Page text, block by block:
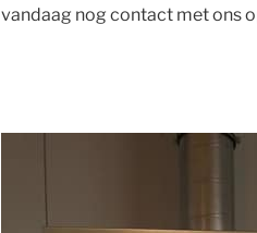
vandaag nog contact met ons